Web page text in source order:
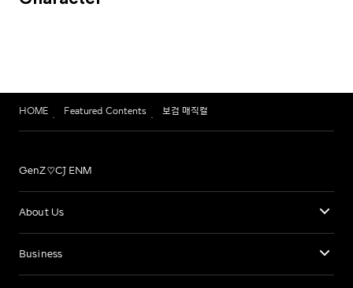
HOME Featured Contents 보검 매직컬
GenZ♡CJ ENM
About Us
Business